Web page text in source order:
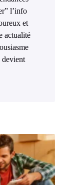
l’info
et
actualité
devient